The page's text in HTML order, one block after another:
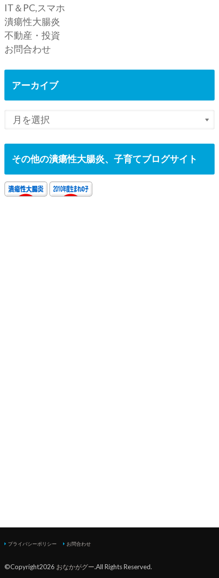
IT＆PC,スマホ
潰瘍性大腸炎
不動産・投資
お問合わせ
アーカイブ
その他の潰瘍性大腸炎、子育てブログサイト
プライバシーポリシー お問合わせ
©Copyright2026 おなかがグー.All Rights Reserved.